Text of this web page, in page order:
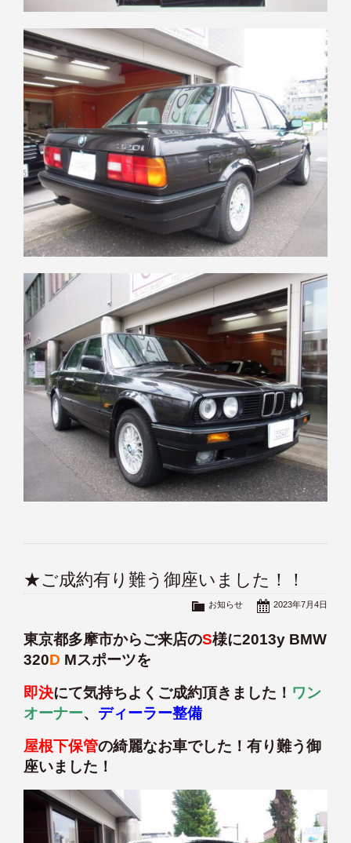
★ご成約有り難う御座いました！！
2023年7月4日
お知らせ
東京都多摩市からご来店のS様に2013y BMW
320D Mスポーツを
即決にて気持ちよくご成約頂きました！ ワン
オーナー、 ディーラー整備
屋根下保管の綺麗なお車でした！有り難う御
座いました！